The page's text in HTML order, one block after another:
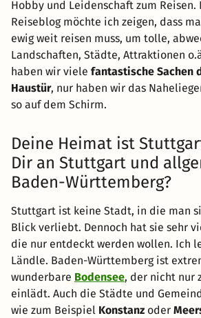
Hobby und Leidenschaft zum Reisen.
Reiseblog möchte ich zeigen, dass
ewig weit reisen muss, um tolle,
Landschaften, Städte, Attraktionen
haben wir viele fantastische Sachen
Haustür, nur haben wir das
so auf dem Schirm.
Deine Heimat ist
Dir an Stuttgart und
Baden-Württemberg?
Stuttgart ist keine Stadt, in die man
Blick verliebt. Dennoch hat sie sehr
die nur entdeckt werden wollen. Ich
Ländle. Baden-Württemberg ist
wunderbare Bodensee, der nicht nur
einlädt. Auch die Städte und
wie zum Beispiel Konstanz oder